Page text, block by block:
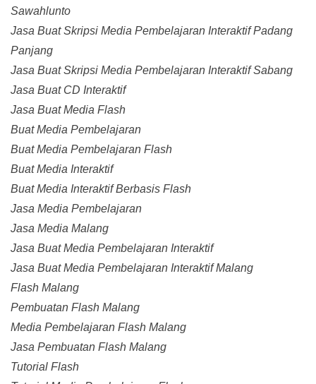
Sawahlunto
Jasa Buat Skripsi Media Pembelajaran Interaktif Padang
Panjang
Jasa Buat Skripsi Media Pembelajaran Interaktif Sabang
Jasa Buat CD Interaktif
Jasa Buat Media Flash
Buat Media Pembelajaran
Buat Media Pembelajaran Flash
Buat Media Interaktif
Buat Media Interaktif Berbasis Flash
Jasa Media Pembelajaran
Jasa Media Malang
Jasa Buat Media Pembelajaran Interaktif
Jasa Buat Media Pembelajaran Interaktif Malang
Flash Malang
Pembuatan Flash Malang
Media Pembelajaran Flash Malang
Jasa Pembuatan Flash Malang
Tutorial Flash